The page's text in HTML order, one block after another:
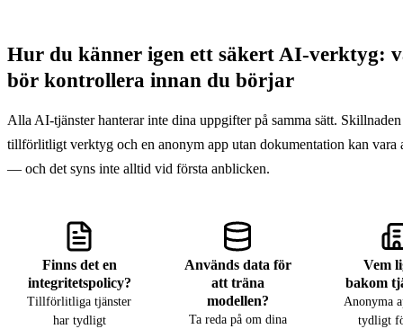
Hur du känner igen ett säkert AI-verktyg:
bör kontrollera innan du börjar
Alla AI-tjänster hanterar inte dina uppgifter på samma sätt.
tillförlitligt verktyg och en anonym app utan dokumentation kan vara
— och det syns inte alltid vid första anblicken.
Finns det en
integritetspolicy?
Tillförlitliga tjänster
har tydligt
Används data för
att träna
modellen?
Ta reda på om dina
Vem
bakom
Anonyma
tydligt